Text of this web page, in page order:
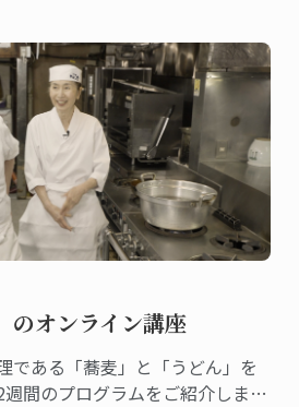
のオンライン講座
である「蕎麦」と「うどん」を
間のプログラムをご紹介しま